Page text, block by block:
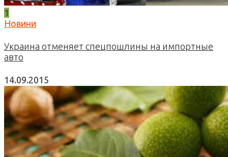
1
Новини
Украина отменяет спецпошлины на импортные
авто
14.09.2015